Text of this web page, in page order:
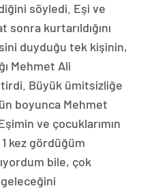
söyledi. Eşi ve
kurtarıldığını
duyduğu tek kişinin,
Mehmet Ali
Büyük ümitsizliğe
boyunca Mehmet
ve çocuklarımın
kez gördüğüm
bile, çok